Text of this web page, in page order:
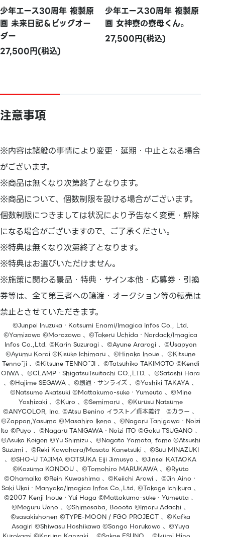
少年エース30周年 複製原
画 未来日記＆ビッグオー
ダー
27,500円(税込)
少年エース30周年 複製原
画 女神寮の寮母くん。
27,500円(税込)
注意事項
※内容は諸般の事情により変更・延期・中止となる場合
がございます。
※商品は無くなり次第終了となります。
※商品について、個数制限を設ける場合がございます。
個数制限につきましては状況により予告なく変更・解除
になる場合がございますので、ご了承ください。
※特典は無くなり次第終了となります。
※特典はお選びいただけません。
※施策に関わる景品・特典・サイン本他・応募券・引換
券等は、全て第三者への譲渡・オークション等の転売は
禁止とさせていただきます。
©Junpei Inuzuka・Katsumi Enami/Imagica Infos Co., Ltd.
©Yamizawa ©Morozawa 、©Takeru Uchida・Nardack/Imagica
Infos Co.,Ltd. ©Karin Suzuragi 、©Ayune Araragi 、©Usapyon
©Ayumu Korai ©Kisuke Ichimaru 、©Hinako Inoue 、©Kitsune
Tennōji 、©Kitsune TENNŌJI 、©Tatsuhiko TAKIMOTO ©Kendi
OIWA 、©CLAMP・ShigatsuTsuitachi CO.,LTD. 、©Satoshi Hara
、©Hajime SEGAWA 、©創通・サンライズ 、©Yoshiki TAKAYA 、
©Natsume Akatsuki ©Mattakumo-suke・Yumeuta 、©Mine
Yoshizaki 、©Kuro 、©Semimaru 、©Kurusu Natsume
©ANYCOLOR, Inc. ©Atsu Benino イラスト／貞本義行 ©カラー 、
©Zappon,Yasumo ©Masahiro Ikeno 、©Nagaru Tanigawa・Noizi
Ito ©Puyo 、©Nagaru TANIGAWA・Noizi ITO ©Gaku TSUGANO 、
©Asuka Keigen ©Yu Shimizu 、©Nagato Yamata, fame ©Atsushi
Suzumi 、©Reki Kawahara/Masato Kanetsuki 、©Suu MINAZUKI
、©SHO-U TAJIMA ©OTSUKA Eiji Jimusyo 、©Jinsei KATAOKA
©Kazuma KONDOU 、©Tomohiro MARUKAWA 、©Ryuto
©Ohamaiko ©Rein Kuwashima 、©Keiichi Arawi 、©Jin Aino・
Saki Ukai・Manyako/Imagica Infos Co.,Ltd. ©Tokage Ichikura 、
©2007 Kenji Inoue・Yui Haga ©Mattakumo-suke・Yumeuta 、
©Meguru Ueno 、©Shimesaba, Booota ©Imaru Adachi 、
©sasakishonen ©TYPE-MOON / FGO PROJECT 、©Kafka
Asagiri ©Shiwasu Hoshikawa ©Sango Harukawa 、©Yuya